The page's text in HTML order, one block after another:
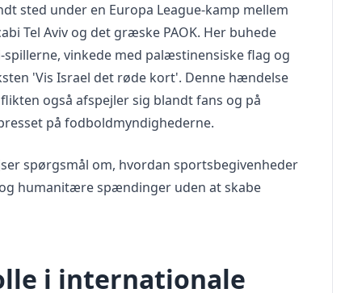
sted under en Europa League-kamp mellem
Tel Aviv og det græske PAOK. Her buhede
spillerne, vinkede med palæstinensiske flag og
'Vis Israel det røde kort'. Denne hændelse
også afspejler sig blandt fans og på
på fodboldmyndighederne.
spørgsmål om, hvordan sportsbegivenheder
humanitære spændinger uden at skabe
i internationale